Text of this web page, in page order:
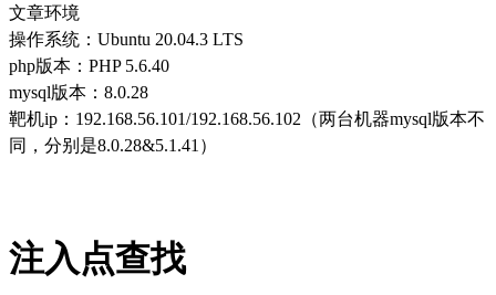
文章环境
操作系统：Ubuntu 20.04.3 LTS
php版本：PHP 5.6.40
mysql版本：8.0.28
靶机ip：192.168.56.101/192.168.56.102（两台机器mysql版本不
同，分别是8.0.28&5.1.41）
注入点查找